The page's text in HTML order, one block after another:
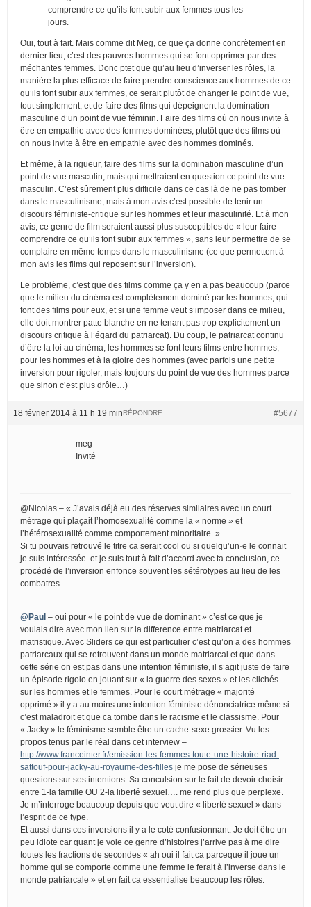
comprendre ce qu’ils font subir aux femmes tous les
jours.
Oui, tout à fait. Mais comme dit Meg, ce que ça donne concrètement en
dernier lieu, c’est des pauvres hommes qui se font opprimer par des
méchantes femmes. Donc ptet que qu’au lieu d’inverser les rôles, la
manière la plus efficace de faire prendre conscience aux hommes de ce
qu’ils font subir aux femmes, ce serait plutôt de changer le point de vue,
tout simplement, et de faire des films qui dépeignent la domination
masculine d’un point de vue féminin. Faire des films où on nous invite à
être en empathie avec des femmes dominées, plutôt que des films où
on nous invite à être en empathie avec des hommes dominés.
Et même, à la rigueur, faire des films sur la domination masculine d’un
point de vue masculin, mais qui mettraient en question ce point de vue
masculin. C’est sûrement plus difficile dans ce cas là de ne pas tomber
dans le masculinisme, mais à mon avis c’est possible de tenir un
discours féministe-critique sur les hommes et leur masculinité. Et à mon
avis, ce genre de film seraient aussi plus susceptibles de « leur faire
comprendre ce qu’ils font subir aux femmes », sans leur permettre de se
complaire en même temps dans le masculinisme (ce que permettent à
mon avis les films qui reposent sur l’inversion).
Le problème, c’est que des films comme ça y en a pas beaucoup (parce
que le milieu du cinéma est complètement dominé par les hommes, qui
font des films pour eux, et si une femme veut s’imposer dans ce milieu,
elle doit montrer patte blanche en ne tenant pas trop explicitement un
discours critique à l’égard du patriarcat). Du coup, le patriarcat continu
d’être la loi au cinéma, les hommes se font leurs films entre hommes,
pour les hommes et à la gloire des hommes (avec parfois une petite
inversion pour rigoler, mais toujours du point de vue des hommes parce
que sinon c’est plus drôle…)
18 février 2014 à 11 h 19 min #5677
RÉPONDRE
meg
Invité
@Nicolas – « J’avais déjà eu des réserves similaires avec un court
métrage qui plaçait l’homosexualité comme la « norme » et
l’hétérosexualité comme comportement minoritaire. »
Si tu pouvais retrouvé le titre ca serait cool ou si quelqu’un·e le connait
je suis intéressée. et je suis tout à fait d’accord avec ta conclusion, ce
procédé de l’inversion enfonce souvent les sétérotypes au lieu de les
combatres.
@Paul – oui pour « le point de vue de dominant » c’est ce que je
voulais dire avec mon lien sur la difference entre matriarcat et
matristique. Avec Sliders ce qui est particulier c’est qu’on a des hommes
patriarcaux qui se retrouvent dans un monde matriarcal et que dans
cette série on est pas dans une intention féministe, il s’agit juste de faire
un épisode rigolo en jouant sur « la guerre des sexes » et les clichés
sur les hommes et le femmes. Pour le court métrage « majorité
opprimé » il y a au moins une intention féministe dénonciatrice même si
c’est maladroit et que ca tombe dans le racisme et le classisme. Pour
« Jacky » le féminisme semble être un cache-sexe grossier. Vu les
propos tenus par le réal dans cet interview –
http://www.franceinter.fr/emission-les-femmes-toute-une-histoire-riad-
sattouf-pour-jacky-au-royaume-des-filles je me pose de sérieuses
questions sur ses intentions. Sa conculsion sur le fait de devoir choisir
entre 1-la famille OU 2-la liberté sexuel…. me rend plus que perplexe.
Je m’interroge beaucoup depuis que veut dire « liberté sexuel » dans
l’esprit de ce type.
Et aussi dans ces inversions il y a le coté confusionnant. Je doit être un
peu idiote car quant je voie ce genre d’histoires j’arrive pas à me dire
toutes les fractions de secondes « ah oui il fait ca parceque il joue un
homme qui se comporte comme une femme le ferait à l’inverse dans le
monde patriarcale » et en fait ca essentialise beaucoup les rôles.